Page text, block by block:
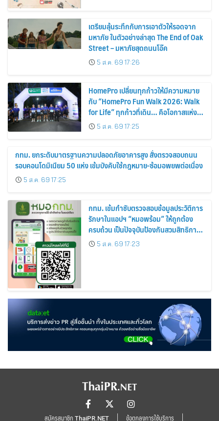
เตรียมลุ้นระทึกกับการเอาตัวให้รอดจาก
มหาภัย ในตัวอย่างล่าสุด The End of Oak
Street – มหาภัยสุดถนนโอ๊ค
5 ส.ค. 69 17:26
HomePro เปลี่ยนทุกก้าวให้มีความหมาย
กับ “HomePro Fun Walk 2026: Walk
for Life” ทุกก้าวที่เดิน… คือโอกาสแห่ง
การมีชีวิต
5 ส.ค. 69 17:25
กทม. ยกระดับมาตรฐานความปลอดภัยอาคารสูง สั่งตรวจสอบถนน
รอบคอนโดมิเนียม 50 แห่ง เข้มบังคับใช้กฎหมาย-ซ้อมอพยพต่อเนื่อง
5 ส.ค. 69 17:25
กทม. เข้มกำชับตรวจสอบข้อมูลประวัติการ
รักษาในแอปฯ “หมอพร้อม” ให้ถูกต้อง
ครบถ้วน เป็นปัจจุบันป้องกันสวมสิทธิการ
รักษา5 ส.ค. 69 17:23
สมัครสมาชิก ThaiPR.NET ข้อตกลงการใช้บริการ